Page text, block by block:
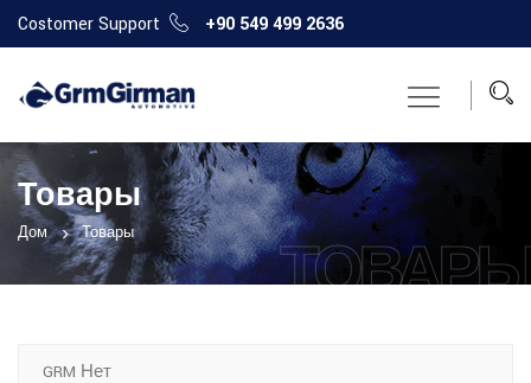
Costomer Support +90 549 499 2636
Товары
Дом Товары